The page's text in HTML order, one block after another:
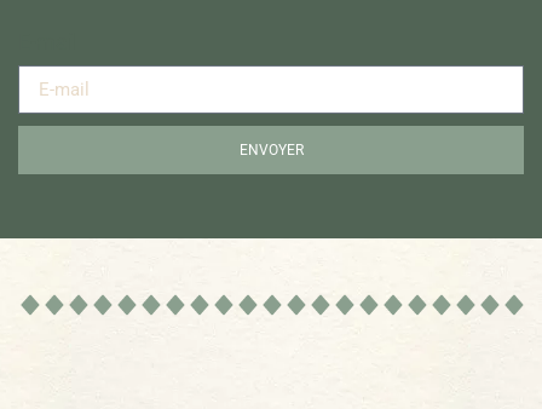
ENVOYER